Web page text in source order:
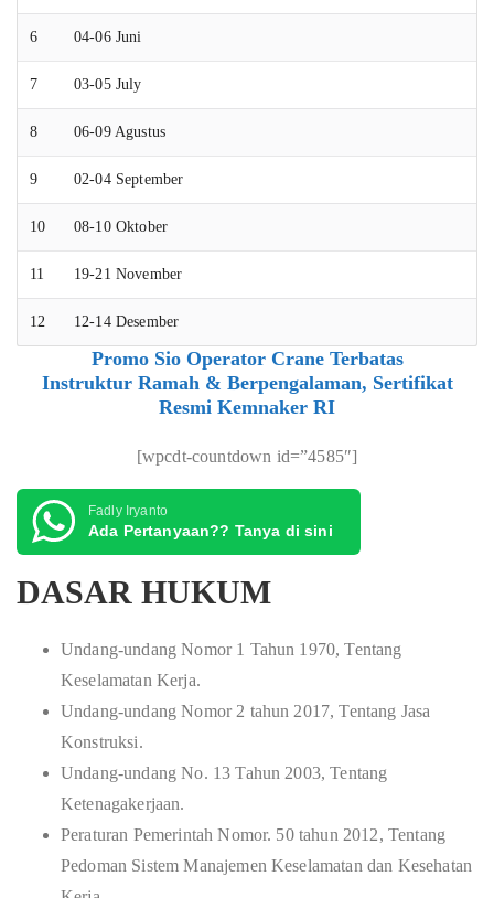
6 04-06 Juni
7 03-05 July
8 06-09 Agustus
9 02-04 September
10 08-10 Oktober
11 19-21 November
12 12-14 Desember
Promo Sio Operator Crane Terbatas
Instruktur Ramah & Berpengalaman, Sertifikat
Resmi Kemnaker RI
[wpcdt-countdown id=”4585″]
Fadly Iryanto
Ada Pertanyaan?? Tanya di sini
DASAR HUKUM
Undang-undang Nomor 1 Tahun 1970, Tentang
Keselamatan Kerja.
Undang-undang Nomor 2 tahun 2017, Tentang Jasa
Konstruksi.
Undang-undang No. 13 Tahun 2003, Tentang
Ketenagakerjaan.
Peraturan Pemerintah Nomor. 50 tahun 2012, Tentang
Pedoman Sistem Manajemen Keselamatan dan Kesehatan